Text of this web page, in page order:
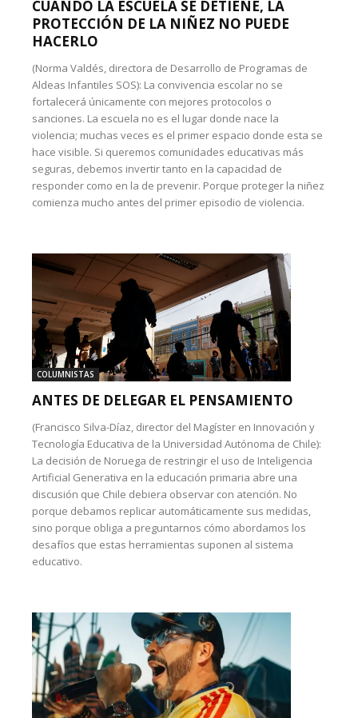
CUANDO LA ESCUELA SE DETIENE, LA
PROTECCIÓN DE LA NIÑEZ NO PUEDE
HACERLO
(Norma Valdés, directora de Desarrollo de Programas de
Aldeas Infantiles SOS): La convivencia escolar no se
fortalecerá únicamente con mejores protocolos o
sanciones. La escuela no es el lugar donde nace la
violencia; muchas veces es el primer espacio donde esta se
hace visible. Si queremos comunidades educativas más
seguras, debemos invertir tanto en la capacidad de
responder como en la de prevenir. Porque proteger la niñez
comienza mucho antes del primer episodio de violencia.
COLUMNISTAS
ANTES DE DELEGAR EL PENSAMIENTO
(Francisco Silva-Díaz, director del Magíster en Innovación y
Tecnología Educativa de la Universidad Autónoma de Chile):
La decisión de Noruega de restringir el uso de Inteligencia
Artificial Generativa en la educación primaria abre una
discusión que Chile debiera observar con atención. No
porque debamos replicar automáticamente sus medidas,
sino porque obliga a preguntarnos cómo abordamos los
desafíos que estas herramientas suponen al sistema
educativo.